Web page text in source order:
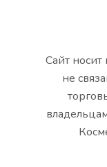
Сайт
не